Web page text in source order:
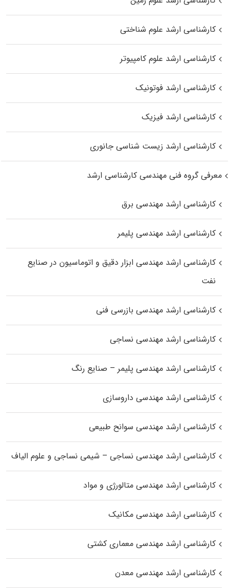
کارشناسی ارشد علوم شناختی
کارشناسی ارشد علوم کامپیوتر
کارشناسی ارشد فوتونیک
کارشناسی ارشد فیزیک
کارشناسی ارشد زیست‌ شناسی جانوری
معرفی گروه فنی مهندسی کارشناسی ارشد
کارشناسی ارشد مهندسی برق
کارشناسی ارشد مهندسی پلیمر
کارشناسی ارشد مهندسی ابزار دقیق و اتوماسیون در صنایع
نفت
کارشناسی ارشد مهندسی بازرسی فنی
کارشناسی ارشد مهندسی نساجی
کارشناسی ارشد مهندسی پلیمر – صنایع رنگ
کارشناسی ارشد مهندسی داروسازی
کارشناسی ارشد مهندسی سوانح طبیعی
کارشناسی ارشد مهندسی نساجی – شیمی نساجی و علوم الیاف
کارشناسی ارشد مهندسی متالورژی و مواد
کارشناسی ارشد مهندسی مکانیک
کارشناسی ارشد مهندسی معماری کشتی
کارشناسی ارشد مهندسی معدن